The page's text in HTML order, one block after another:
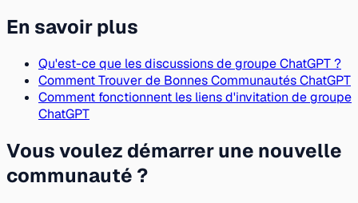
En savoir plus
Qu'est-ce que les discussions de groupe ChatGPT ?
Comment Trouver de Bonnes Communautés ChatGPT
Comment fonctionnent les liens d'invitation de groupe
ChatGPT
Vous voulez démarrer une nouvelle
communauté ?